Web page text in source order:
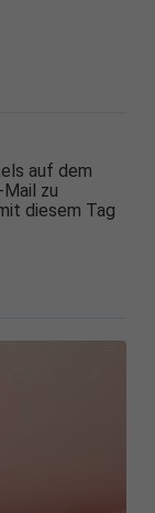
auf dem
zu
diesem Tag